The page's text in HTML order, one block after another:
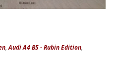
,Audi A4 B5 - Rubin Edition,